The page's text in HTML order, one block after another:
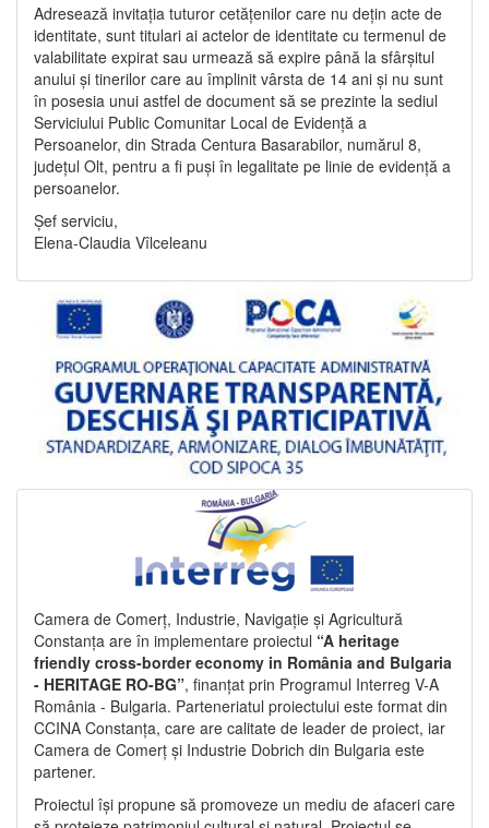
Adresează invitația tuturor cetățenilor care nu dețin acte de
identitate, sunt titulari ai actelor de identitate cu termenul de
valabilitate expirat sau urmează să expire până la sfârșitul
anului și tinerilor care au împlinit vârsta de 14 ani și nu sunt
în posesia unui astfel de document să se prezinte la sediul
Serviciului Public Comunitar Local de Evidență a
Persoanelor, din Strada Centura Basarabilor, numărul 8,
județul Olt, pentru a fi puși în legalitate pe linie de evidență a
persoanelor.
Șef serviciu,
Elena-Claudia Vîlceleanu
Camera de Comerț, Industrie, Navigație și Agricultură
Constanța are în implementare proiectul “A heritage
friendly cross-border economy in România and Bulgaria
- HERITAGE RO-BG”, finanțat prin Programul Interreg V-A
România - Bulgaria. Parteneriatul proiectului este format din
CCINA Constanța, care are calitate de leader de proiect, iar
Camera de Comerț și Industrie Dobrich din Bulgaria este
partener.
Proiectul își propune să promoveze un mediu de afaceri care